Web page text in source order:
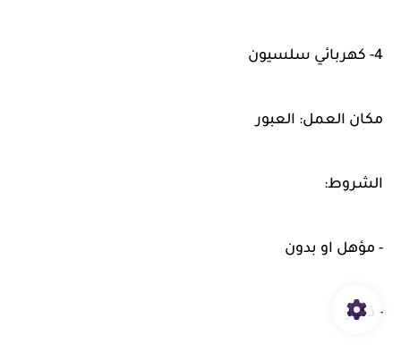
4- كهربائي سلسيون
مكان العمل: العبور
الشروط:
- مؤهل او بدون
- ذكور